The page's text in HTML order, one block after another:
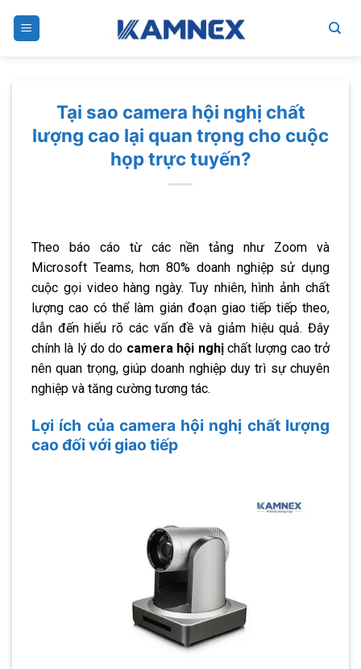
Tại sao camera hội nghị chất
lượng cao lại quan trọng cho cuộc
họp trực tuyến?
Theo báo cáo từ các nền tảng như Zoom và
Microsoft Teams, hơn 80% doanh nghiệp sử dụng
cuộc gọi video hàng ngày. Tuy nhiên, hình ảnh chất
lượng cao có thể làm gián đoạn giao tiếp tiếp theo,
dẫn đến hiểu rõ các vấn đề và giảm hiệu quả. Đây
chính là lý do do camera hội nghị chất lượng cao trở
nên quan trọng, giúp doanh nghiệp duy trì sự chuyên
nghiệp và tăng cường tương tác.
Lợi ích của camera hội nghị chất lượng
cao đối với giao tiếp